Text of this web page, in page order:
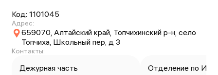
Код: 1101045
Адрес:
659070, Алтайский край, Топчихинский р-н, село
Топчиха, Школьный пер, д 3
Контакты:
Дежурная часть Отделение по ИАЗ